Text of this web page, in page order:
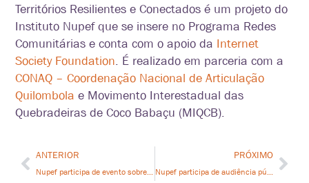
Territórios Resilientes e Conectados é um projeto do
Instituto Nupef que se insere no Programa Redes
Comunitárias e conta com o apoio da Internet
Society Foundation. É realizado em parceria com a
CONAQ – Coordenação Nacional de Articulação
Quilombola e Movimento Interestadual das
Quebradeiras de Coco Babaçu (MIQCB).
ANTERIOR
Nupef participa de evento sobre o papel das infraestruturas públicas digitais na finança, identidade e justiça climática
PRÓXIMO
Nupef participa de audiência pública no Senado sobre suspensão da plataforma X e do bloqueio da Starlink no Brasil